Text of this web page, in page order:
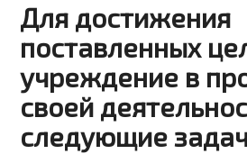
Для достижения
поставленных
учреждение в
своей
следующие